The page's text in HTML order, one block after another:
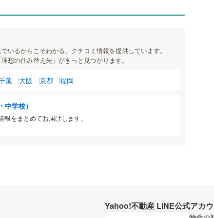
いるからこそわかる、クチコミ情報を提供しています。
想の住み替え先」がきっと見つかります。
葉 大阪 京都 福岡
学校）
をまとめてお届けします。
Yahoo!不動産 LINE公式アカ